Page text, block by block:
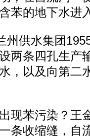
苯的地下水进
供水集团
两条四孔生产
，以及向第二
苯污染？王
条收缩缝，自